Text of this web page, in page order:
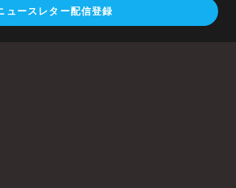
ュースレター配信登録